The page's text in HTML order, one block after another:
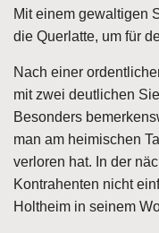
Mit einem gewaltigen
die Querlatte, um für
Nach einer
mit zwei deutlichen
Besonders
man am heimischen
verloren hat. In der
Kontrahenten nicht
Holtheim in seinem